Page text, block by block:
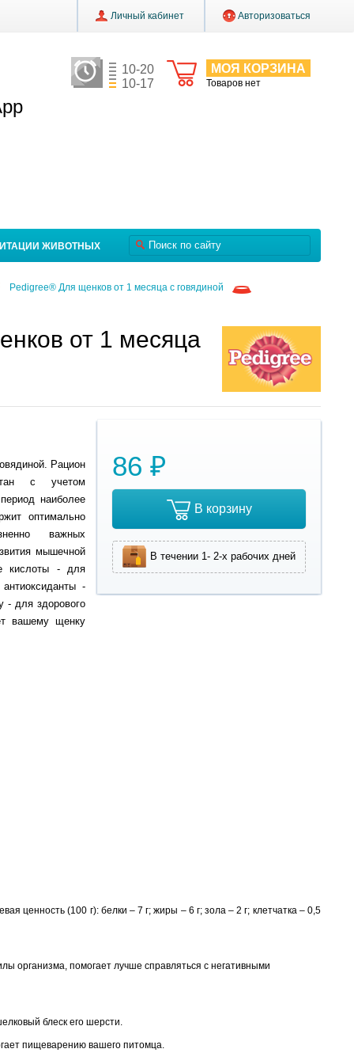
Личный кабинет Авторизоваться
МОЯ КОРЗИНА
Товаров нет
10-20
10-17
ЖИВОТНЫХ
Pedigree® Для щенков от 1 месяца с говядиной
от 1 месяца
86 ₽
В корзину
В течении 1- 2-х рабочих дней
Рацион
с учетом
наиболее
оптимально
важных
мышечной
кислоты - для
-
- для здорового
вашему щенку
ценность (100 г): белки – 7 г; жиры – 6 г; зола – 2 г; клетчатка – 0,5
организма, помогает лучше справляться с негативными
блеск его шерсти.
пищеварению вашего питомца.